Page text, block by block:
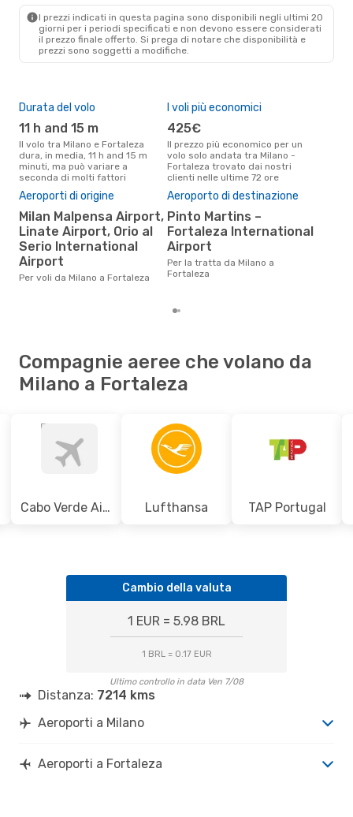
I prezzi indicati in questa pagina sono disponibili negli ultimi 20
giorni per i periodi specificati e non devono essere considerati
il ​​prezzo finale offerto. Si prega di notare che disponibilità e
prezzi sono soggetti a modifiche.
Durata del volo
11 h and 15 m
Il volo tra Milano e Fortaleza
dura, in media, 11 h and 15 m
minuti, ma può variare a
seconda di molti fattori
I voli più economici
425€
Il prezzo più economico per un
volo solo andata tra Milano -
Fortaleza trovato dai nostri
clienti nelle ultime 72 ore
Aeroporti di origine
Milan Malpensa Airport,
Linate Airport, Orio al
Serio International
Airport
Per voli da Milano a Fortaleza
Aeroporto di destinazione
Pinto Martins –
Fortaleza International
Airport
Per la tratta da Milano a
Fortaleza
Compagnie aeree che volano da
Milano a Fortaleza
Cabo Verde Airlines Lufthansa TAP Portugal
Cambio della valuta
1 EUR = 5.98 BRL
1 BRL = 0.17 EUR
Ultimo controllo in data Ven 7/08
Distanza: 7214 kms
Aeroporti a Milano
Aeroporti a Fortaleza